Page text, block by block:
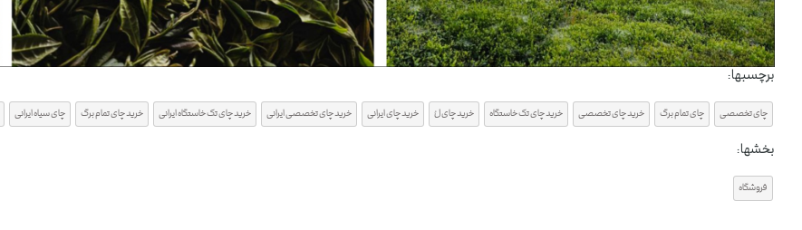
برچسبها :
چای تخصصی چای تمام برگ خرید چای تخصصی خرید چای تک خاستگاه خرید چای لُ خرید چای ایرانی خرید چای تخصصی ایرانی خرید چای تک خاستگاه ایرانی خرید چای تمام برگ چای سیاه ایرانی
بخشها :
فروشگاه